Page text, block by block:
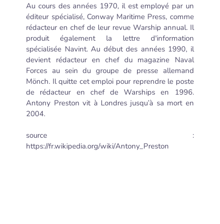
Au cours des années 1970, il est employé par un
éditeur spécialisé, Conway Maritime Press, comme
rédacteur en chef de leur revue Warship annual. Il
produit également la lettre d'information
spécialisée Navint. Au début des années 1990, il
devient rédacteur en chef du magazine Naval
Forces au sein du groupe de presse allemand
Mönch. Il quitte cet emploi pour reprendre le poste
de rédacteur en chef de Warships en 1996.
Antony Preston vit à Londres jusqu’à sa mort en
2004.
source :
https://fr.wikipedia.org/wiki/Antony_Preston